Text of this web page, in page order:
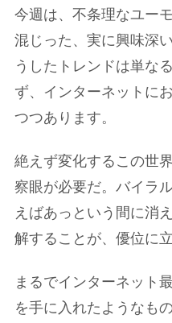
今週は、不条理なユー
混じった、実に興味深
うしたトレンドは単な
ず、インターネットに
つつあります。
絶えず変化するこの世
察眼が必要だ。バイラ
えばあっという間に消
解することが、優位に
まるでインターネット
を手に入れたようなも